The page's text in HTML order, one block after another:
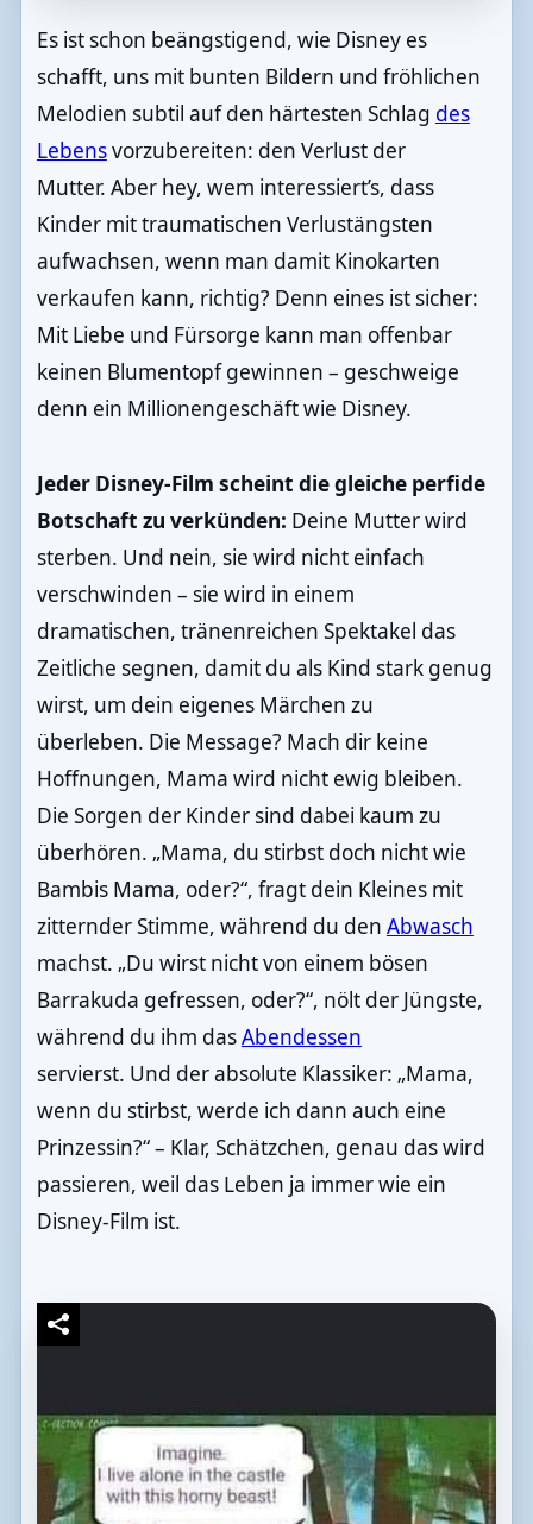
Es ist schon beängstigend, wie Disney es
schafft, uns mit bunten Bildern und fröhlichen
Melodien subtil auf den härtesten Schlag des
Lebensvorzubereiten: den Verlust der
Mutter. Aber hey, wem interessiert’s, dass
Kinder mit traumatischen Verlustängsten
aufwachsen, wenn man damit Kinokarten
verkaufen kann, richtig? Denn eines ist sicher:
Mit Liebe und Fürsorge kann man offenbar
keinen Blumentopf gewinnen – geschweige
denn ein Millionengeschäft wie Disney.
Jeder Disney-Film scheint die gleiche perfide
Botschaft zu verkünden: Deine Mutter wird
sterben. Und nein, sie wird nicht einfach
verschwinden – sie wird in einem
dramatischen, tränenreichen Spektakel das
Zeitliche segnen, damit du als Kind stark genug
wirst, um dein eigenes Märchen zu
überleben. Die Message? Mach dir keine
Hoffnungen, Mama wird nicht ewig bleiben.
Die Sorgen der Kinder sind dabei kaum zu
überhören. „Mama, du stirbst doch nicht wie
Bambis Mama, oder?“, fragt dein Kleines mit
zitternder Stimme, während du den Abwasch
machst. „Du wirst nicht von einem bösen
Barrakuda gefressen, oder?“, nölt der Jüngste,
während du ihm dasAbendessen
servierst. Und der absolute Klassiker: „Mama,
wenn du stirbst, werde ich dann auch eine
Prinzessin?“ – Klar, Schätzchen, genau das wird
passieren, weil das Leben ja immer wie ein
Disney-Film ist.